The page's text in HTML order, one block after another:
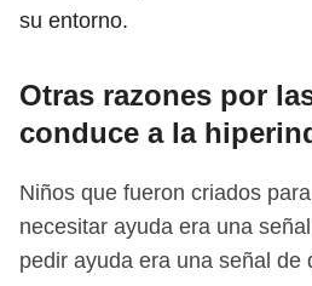
su entorno.
Otras razones por
conduce a la
Niños que fueron criados
necesitar ayuda era una
pedir ayuda era una señal de